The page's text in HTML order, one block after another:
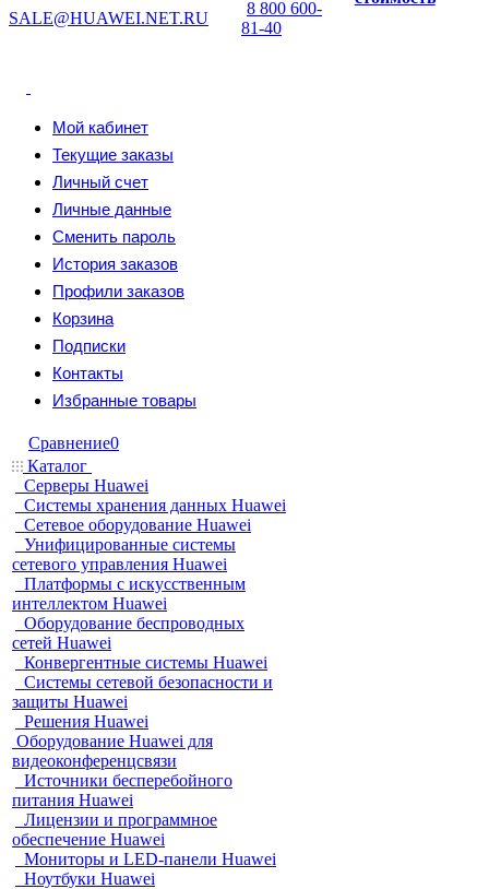
SALE@HUAWEI.NET.RU
8 800 600-
81-40
Мой кабинет
Текущие заказы
Личный счет
Личные данные
Сменить пароль
История заказов
Профили заказов
Корзина
Подписки
Контакты
Избранные товары
Сравнение0
Каталог
Серверы Huawei
Системы хранения данных Huawei
Сетевое оборудование Huawei
Унифицированные системы
сетевого управления Huawei
Платформы с искусственным
интеллектом Huawei
Оборудование беспроводных
сетей Huawei
Конвергентные системы Huawei
Системы сетевой безопасности и
защиты Huawei
Решения Huawei
Оборудование Huawei для
видеоконференцсвязи
Источники бесперебойного
питания Huawei
Лицензии и программное
обеспечение Huawei
Мониторы и LED-панели Huawei
Ноутбуки Huawei